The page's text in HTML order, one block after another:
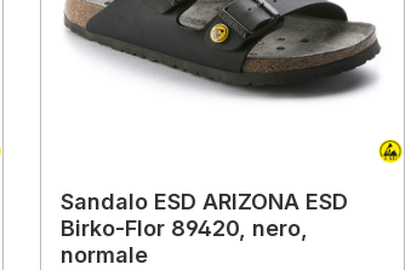
Sandalo ESD ARIZONA ESD
Birko-Flor 89420, nero,
normale